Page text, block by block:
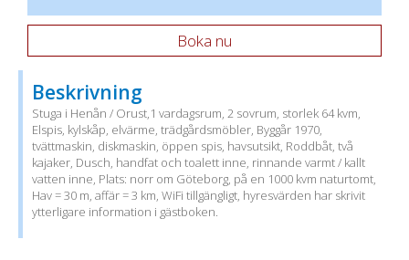
Boka nu
Beskrivning
Stuga i Henån / Orust,1 vardagsrum, 2 sovrum, storlek 64 kvm,
Elspis, kylskåp, elvärme, trädgårdsmöbler, Byggår 1970,
tvättmaskin, diskmaskin, öppen spis, havsutsikt, Roddbåt, två
kajaker, Dusch, handfat och toalett inne, rinnande varmt / kallt
vatten inne, Plats: norr om Göteborg, på en 1000 kvm naturtomt,
Hav = 30 m, affär = 3 km, WiFi tillgängligt, hyresvärden har skrivit
ytterligare information i gästboken.